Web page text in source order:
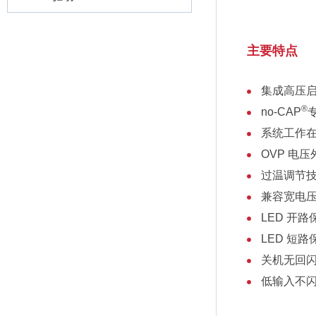
主要特点
集成高压
no-CAP®
系统工作
OVP 电压
过温调节
兼容宽电
LED 开路
LED 短路
关机无回
低输入不